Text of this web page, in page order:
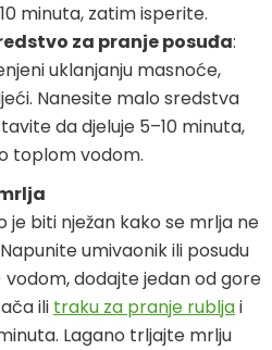
minuta, zatim isperite.
za pranje posuđa:
uklanjanju masnoće,
Nanesite malo sredstva
da djeluje 5–10 minuta,
toplom vodom.
je biti nježan kako se mrlja ne
umivaonik ili posudu
dodajte jedan od gore
ili traku za pranje rubljai
Lagano trljajte mrlju